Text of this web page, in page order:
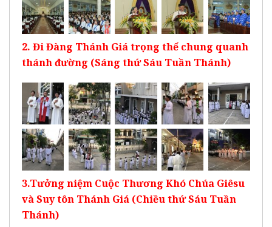
2. Đi Đàng Thánh Giá trọng thể chung quanh
thánh đường (Sáng thứ Sáu Tuần Thánh)
3.Tưởng niệm Cuộc Thương Khó Chúa Giêsu
và Suy tôn Thánh Giá (Chiều thứ Sáu Tuần
Thánh)